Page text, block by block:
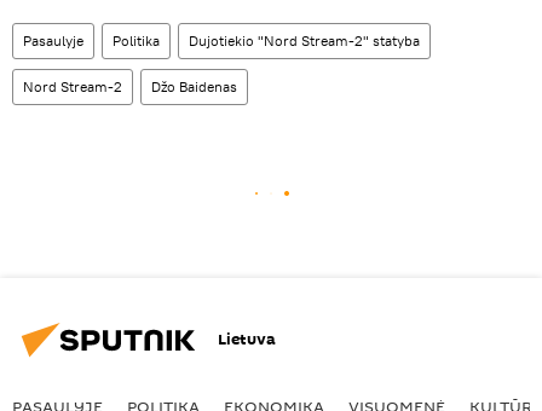
Pasaulyje Politika Dujotiekio "Nord Stream-2" statyba
Nord Stream-2 Džo Baidenas
Lietuva
PASAULYJE POLITIKA EKONOMIKA VISUOMENĖ KULTŪRA